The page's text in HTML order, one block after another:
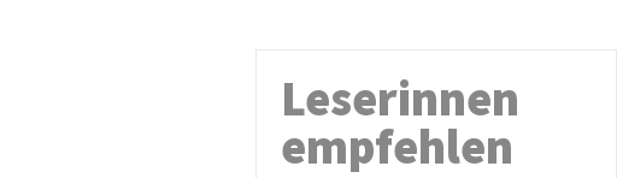
Leserinnen
empfehlen